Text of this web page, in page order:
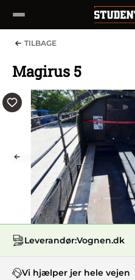
TILBAGE
Magirus 5
PREV
Leverandør:Vognen.dk
Vi hjælper jer hele vejen